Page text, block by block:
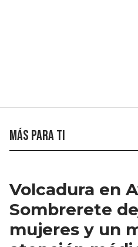
Más para ti
Volcadura en
Sombrerete
mujeres y un